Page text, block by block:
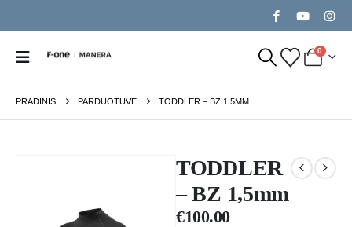
0
PRADINIS PARDUOTUVĖ TODDLER – BZ 1,5MM
TODDLER
– BZ 1,5mm
€100.00